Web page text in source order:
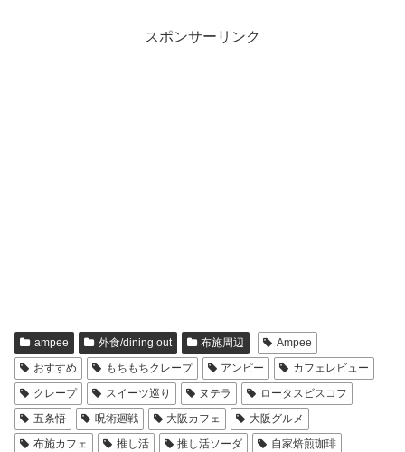
スポンサーリンク
ampee 外食/dining out 布施周辺
Ampee
おすすめ
もちもちクレープ アンピー
カフェレビュー
クレープ
スイーツ巡り ヌテラ
ロータスビスコフ
五条悟
呪術廻戦 大阪カフェ
大阪グルメ
布施カフェ
推し活 推し活ソーダ
自家焙煎珈琲